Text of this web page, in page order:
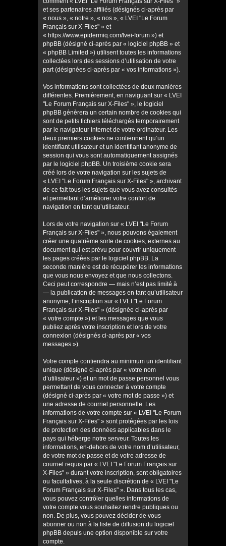
et ses partenaires affiliés (désignés ci-après par
« nous », « notre », « nos », « LVEI "Le Forum
Français sur X-Files" » et
« https://www.epidermiq.com/lvei-forum ») et
phpBB (désigné ci-après par « logiciel phpBB » et
« phpBB Limited ») utilisent toutes les informations
collectées lors des sessions d’utilisation de votre
part (désignées ci-après par « vos informations »).
Vos informations sont collectées de deux manières
différentes. Premièrement, en naviguant sur « LVEI
"Le Forum Français sur X-Files" », le logiciel
phpBB génèrera un certain nombre de cookies qui
sont de petits fichiers téléchargés temporairement
par le navigateur internet de votre ordinateur. Les
deux premiers cookies ne contiennent qu’un
identifiant utilisateur et un identifiant anonyme de
session qui vous sont automatiquement assignés
par le logiciel phpBB. Un troisième cookie sera
créé lors de votre navigation sur les sujets de
« LVEI "Le Forum Français sur X-Files" », archivant
de ce fait tous les sujets que vous avez consultés
et permettant d’améliorer votre confort de
navigation en tant qu’utilisateur.
Lors de votre navigation sur « LVEI "Le Forum
Français sur X-Files" », nous pouvons également
créer une quatrième sorte de cookies, externes au
document qui est prévu pour couvrir uniquement
les pages créées par le logiciel phpBB. La
seconde manière est de récupérer les informations
que vous nous envoyez et que nous collectons.
Ceci peut correspondre — mais n’est pas limité à
— la publication de messages en tant qu’utilisateur
anonyme, l’inscription sur « LVEI "Le Forum
Français sur X-Files" » (désignée ci-après par
« votre compte ») et les messages que vous
publiez après votre inscription et lors de votre
connexion (désignés ci-après par « vos
messages »).
Votre compte contiendra au minimum un identifiant
unique (désigné ci-après par « votre nom
d’utilisateur ») et un mot de passe personnel vous
permettant de vous connecter à votre compte
(désigné ci-après par « votre mot de passe ») et
une adresse de courriel personnelle. Les
informations de votre compte sur « LVEI "Le Forum
Français sur X-Files" » sont protégées par les lois
de protection des données applicables dans le
pays qui héberge notre serveur. Toutes les
informations, en-dehors de votre nom d’utilisateur,
de votre mot de passe et de votre adresse de
courriel requis par « LVEI "Le Forum Français sur
X-Files" » durant votre inscription, sont obligatoires
ou facultatives, à la seule discrétion de « LVEI "Le
Forum Français sur X-Files" ». Dans tous les cas,
vous pouvez contrôler quelles informations de
votre compte vous souhaitez rendre publiques ou
non. De plus, vous pouvez décider de vous
abonner ou non à la liste de diffusion du logiciel
phpBB depuis une option disponible sur votre
compte.